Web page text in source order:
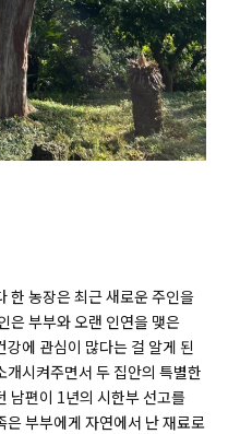
한 농장은 최근 새로운 주인을
은 부부와 오랜 인연을 맺은
에 관심이 많다는 걸 알게 된
시켜주면서 두 집안의 특별한
남편이 1년의 시한부 선고를
은 부부에게 자연에서 난 재료로